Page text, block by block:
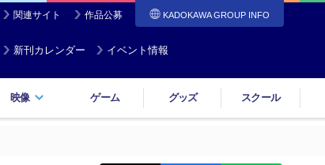
関連サイト 作品公募 KADOKAWA GROUP INFO
新刊カレンダー イベント情報
映像 ゲーム グッズ スクール